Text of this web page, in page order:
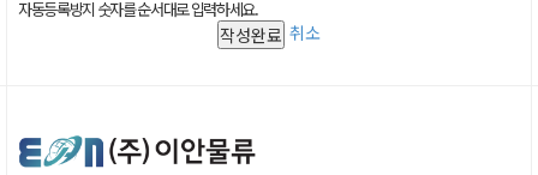
자동등록방지 숫자를 순서대로 입력하세요.
취소